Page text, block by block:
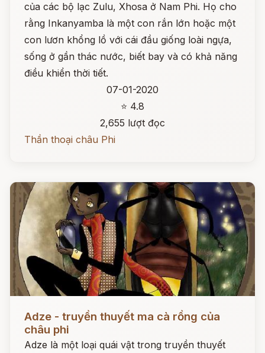
của các bộ lạc Zulu, Xhosa ở Nam Phi. Họ cho
rằng Inkanyamba là một con rắn lớn hoặc một
con lươn khổng lồ với cái đầu giống loài ngựa,
sống ở gần thác nước, biết bay và có khả năng
điều khiển thời tiết.
07-01-2020
⭐ 4.8
2,655 lượt đọc
Thần thoại châu Phi
Adze - truyền thuyết ma cà rồng của
châu phi
Adze là một loại quái vật trong truyền thuyết